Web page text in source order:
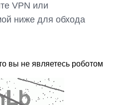
VPN или
ниже для обхода
вы не являетесь роботом